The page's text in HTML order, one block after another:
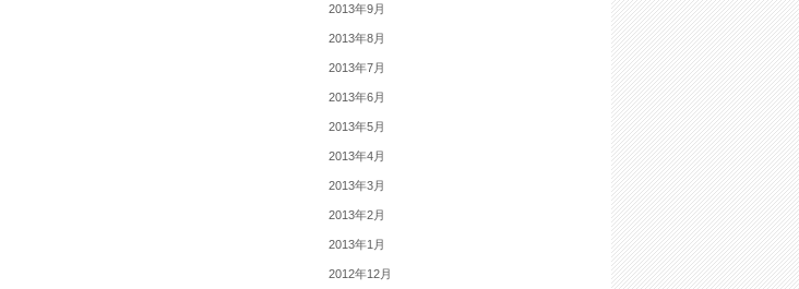
2013年9月
2013年8月
2013年7月
2013年6月
2013年5月
2013年4月
2013年3月
2013年2月
2013年1月
2012年12月